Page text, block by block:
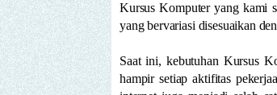
Kursus Komputer yang kami
yang bervariasi disesuaikan
Saat ini, kebutuhan Kursus
hampir setiap aktifitas